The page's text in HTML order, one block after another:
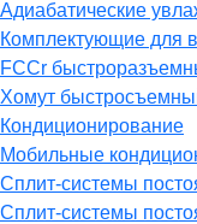
Адиабатические
Комплектующие для
FCCr
Хомут
Кондиционирование
Мобильные
Сплит-системы
Сплит-системы